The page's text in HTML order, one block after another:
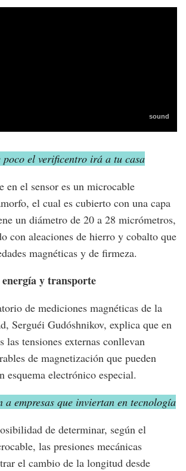
poco el verificentro irá a tu casa
en el sensor es un microcable
el cual es cubierto con una capa
un diámetro de 20 a 28 micrómetros,
con aleaciones de hierro y cobalto que
magnéticas y de firmeza.
y transporte
de mediciones magnéticas de la
Serguéi Gudóshnikov, explica que en
las tensiones externas conllevan
de magnetización que pueden
esquema electrónico especial.
a empresas que inviertan en tecnología
de determinar, según el
las presiones mecánicas
el cambio de la longitud desde